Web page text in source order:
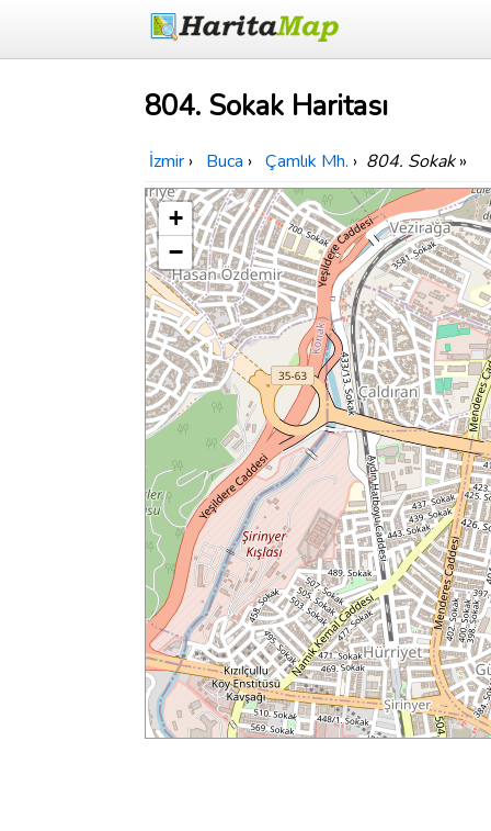
804. Sokak Haritası
İzmir › Buca › Çamlık Mh. › 804. Sokak»
+
−